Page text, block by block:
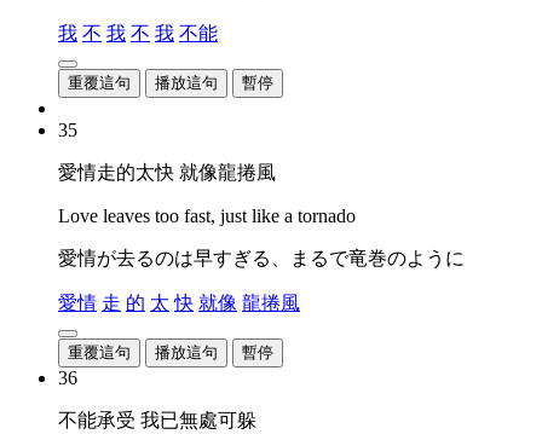
我 不 我 不 我 不能
重覆這句 播放這句 暫停
35
愛情走的太快 就像龍捲風
Love leaves too fast, just like a tornado
愛情が去るのは早すぎる、まるで竜巻のように
愛情 走 的 太 快 就像 龍捲風
重覆這句 播放這句 暫停
36
不能承受 我已無處可躲